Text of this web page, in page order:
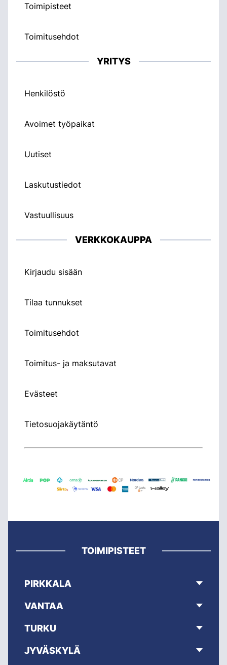
Toimipisteet
Toimitusehdot
YRITYS
Henkilöstö
Avoimet työpaikat
Uutiset
Laskutustiedot
Vastuullisuus
VERKKOKAUPPA
Kirjaudu sisään
Tilaa tunnukset
Toimitusehdot
Toimitus- ja maksutavat
Evästeet
Tietosuojakäytäntö
TOIMIPISTEET
PIRKKALA
VANTAA
TURKU
JYVÄSKYLÄ